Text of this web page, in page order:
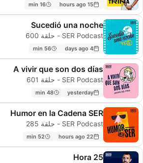
15 hours ago
16 min
Sucedió una noche
SER Podcast - حلقة 600
4 days ago
56 min
A vivir que son dos días
SER Podcast - حلقة 601
yesterday
48 min
Humor en la Cadena SER
SER Podcast - حلقة 285
22 hours ago
52 min
Hora 25